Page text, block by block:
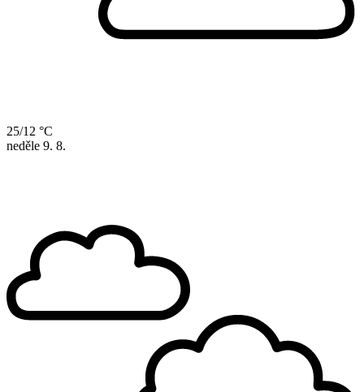
25/12 °C
neděle 9. 8.